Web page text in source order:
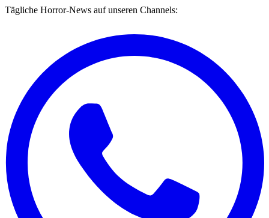
Tägliche Horror-News auf unseren Channels: